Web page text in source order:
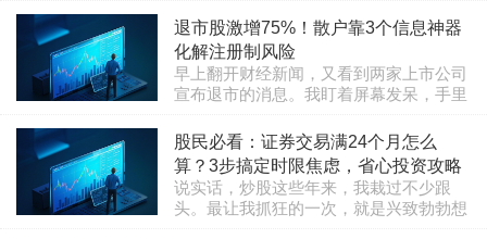
000开头（比如平安银行000001），但随
着注册制..
17笔200手以下的小额卖单，疑似主力分
单出货！" 我手一抖，咖啡差点泼在键盘
上——这正是上周让我栽跟头的分单手
法。 你们有没有过这种体验？明明挂单
量突然暴增，盘面却显得风平浪静。去年
误判为正常换手。今天就扒开主力"化整
为零"的障眼法，说说我交过百万..
退市股激增75%！散户靠3个信息神器
化解注册制风险
早上翻开财经新闻，又看到两家上市公司
宣布退市的消息。我盯着屏幕发呆，手里
面推行后，这样的场景越来越常见。朋友
老张上周还在诉苦："股票账户绿油油一
片，退市的雷说来就来，我们散户可怎么
活啊！"这句话扎得我心头发疼，因为我
也在注册制的浪潮里扑腾了好几年，太懂
股民必看：证券交易满24个月怎么
算？3步搞定时限焦虑，省心投资攻略
说实话，炒股这些年来，我栽过不少跟
头。最让我抓狂的一次，就是兴致勃勃想